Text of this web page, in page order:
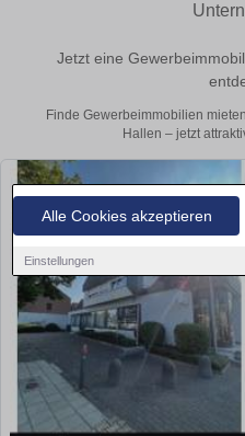
Alle Cookies akzeptieren
Einstellungen
Jetzt eine
Finde Gewerbeimmobilien
Hallen – jetzt